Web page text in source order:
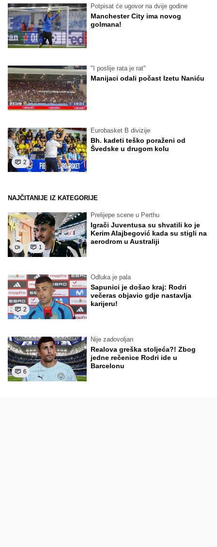
Potpisat će ugovor na dvije godine
Manchester City ima novog
golmana!
"I poslije rata je rat"
Manijaci odali počast Izetu Naniću
2
Eurobasket B divizije
Bh. kadeti teško poraženi od
Švedske u drugom kolu
NAJČITANIJE IZ KATEGORIJE
1
Prelijepe scene u Perthu
Igrači Juventusa su shvatili ko je
Kerim Alajbegović kada su stigli na
aerodrom u Australiji
2
Odluka je pala
Sapunici je došao kraj: Rodri
večeras objavio gdje nastavlja
karijeru!
6
Nije zadovoljan
Realova greška stoljeća?! Zbog
jedne rečenice Rodri ide u
Barcelonu